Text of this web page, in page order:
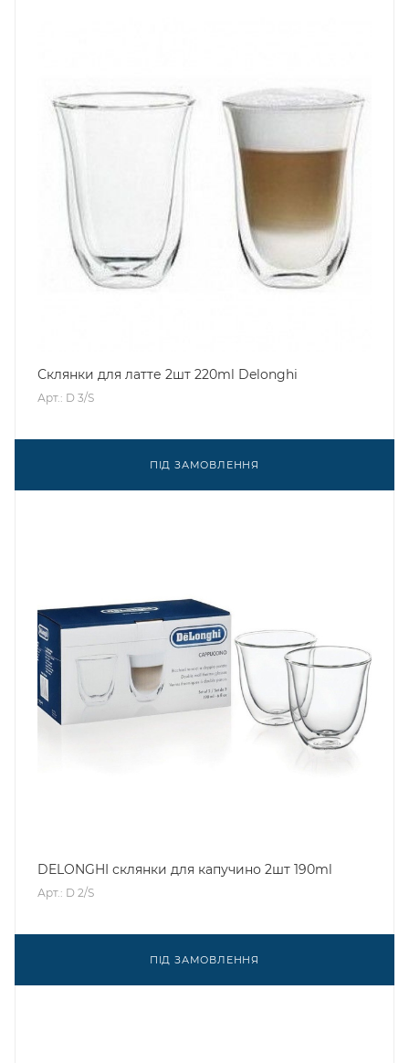
Склянки для латте 2шт 220ml Delonghi
Арт.: D 3/S
ПІД ЗАМОВЛЕННЯ
DELONGHI склянки для капучино 2шт 190ml
Арт.: D 2/S
ПІД ЗАМОВЛЕННЯ